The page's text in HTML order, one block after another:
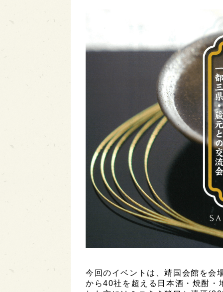
今回のイベントは、靖国会館を会
から40社を超える日本酒・焼酎・